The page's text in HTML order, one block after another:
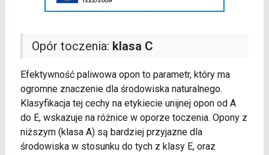
Opór toczenia: klasa C
Efektywność paliwowa opon to parametr, który ma
ogromne znaczenie dla środowiska naturalnego.
Klasyfikacja tej cechy na etykiecie unijnej opon od A
do E, wskazuje na różnice w oporze toczenia. Opony z
niższym (klasa A) są bardziej przyjazne dla
środowiska w stosunku do tych z klasy E, oraz